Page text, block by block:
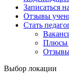
Записаться
Отзывы
Стать
Плюсы
Отзывы
Выбор локации